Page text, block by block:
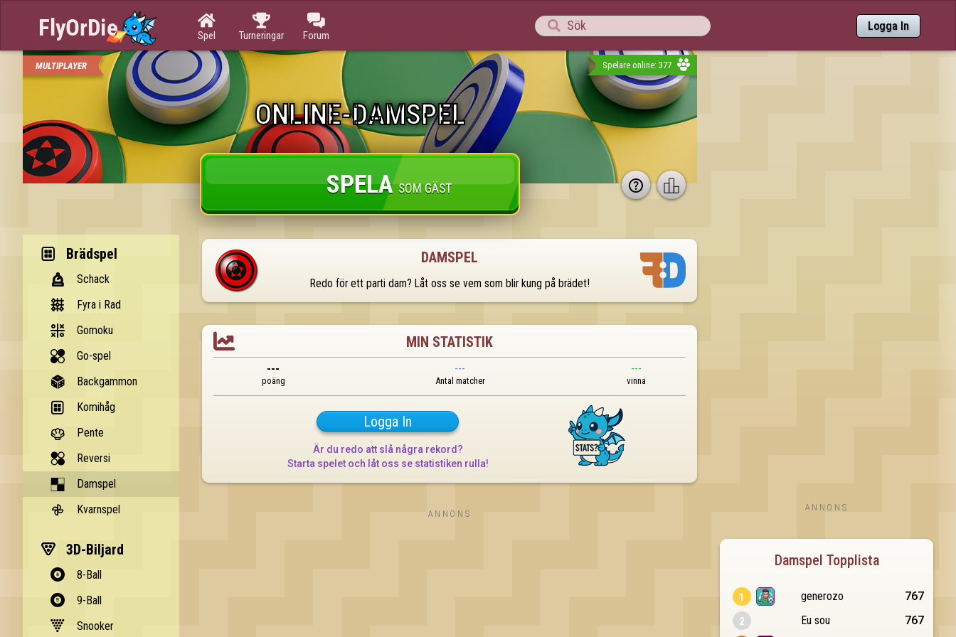

Spel

Turneringar

Forum
 Logga In
MULTIPLAYER Spelare online: 377
ONLINE-DAMSPEL
SPELA SOM GÄST
Brädspel
Schack
Fyra i Rad
Gomoku
Go-spel
Backgammon
Komihåg
Pente
Reversi
Damspel
Kvarnspel
3D-Biljard
8-Ball
9-Ball
Snooker
DAMSPEL
Redo för ett parti dam? Låt oss se vem som blir kung på brädet!
 MIN STATISTIK
---
poäng
---
Antal matcher
---
vinna
Logga In
Är du redo att slå några rekord?
Starta spelet och låt oss se statistiken rulla!
ANNONS
ANNONS
Damspel Topplista